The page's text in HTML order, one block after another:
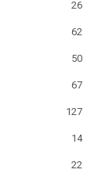
26
62
50
67
127
14
22